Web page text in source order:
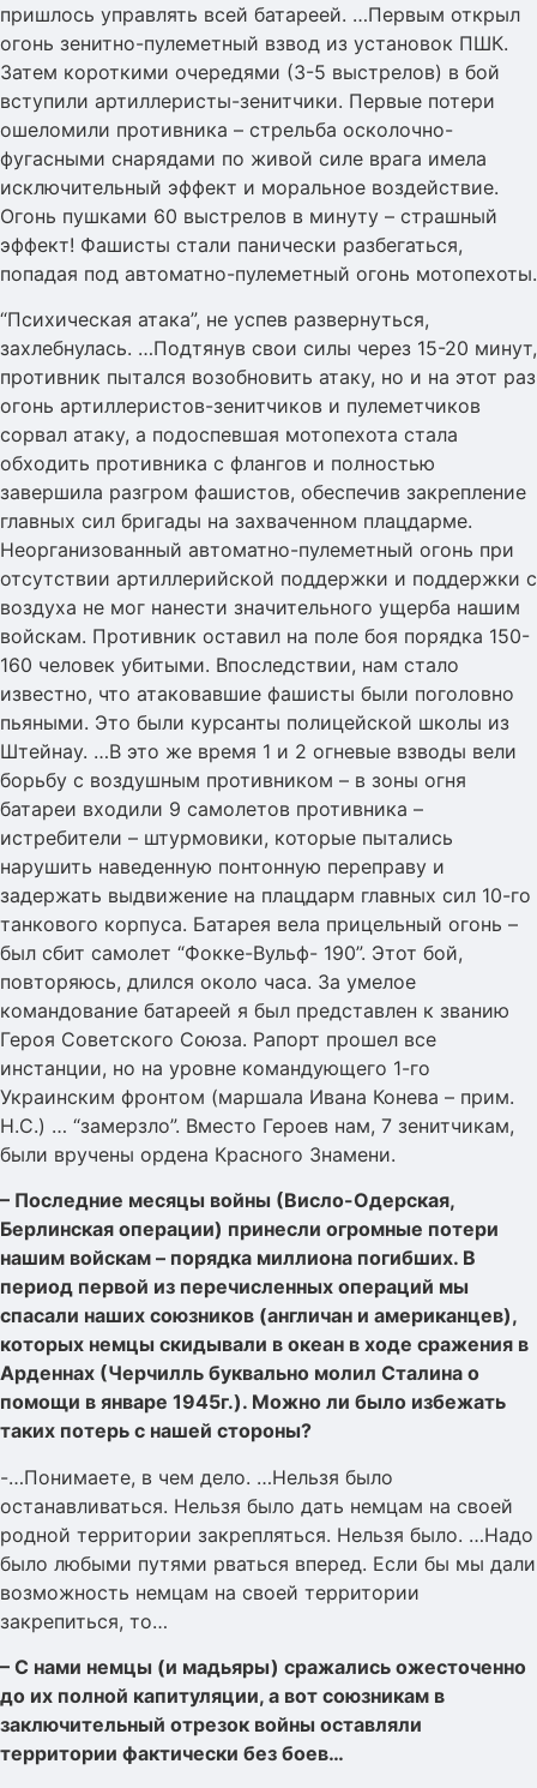
пришлось управлять всей батареей. …Первым открыл
огонь зенитно-пулеметный взвод из установок ПШК.
Затем короткими очередями (3-5 выстрелов) в бой
вступили артиллеристы-зенитчики. Первые потери
ошеломили противника – стрельба осколочно-
фугасными снарядами по живой силе врага имела
исключительный эффект и моральное воздействие.
Огонь пушками 60 выстрелов в минуту – страшный
эффект! Фашисты стали панически разбегаться,
попадая под автоматно-пулеметный огонь мотопехоты.
“Психическая атака”, не успев развернуться,
захлебнулась. …Подтянув свои силы через 15-20 минут,
противник пытался возобновить атаку, но и на этот раз
огонь артиллеристов-зенитчиков и пулеметчиков
сорвал атаку, а подоспевшая мотопехота стала
обходить противника с флангов и полностью
завершила разгром фашистов, обеспечив закрепление
главных сил бригады на захваченном плацдарме.
Неорганизованный автоматно-пулеметный огонь при
отсутствии артиллерийской поддержки и поддержки с
воздуха не мог нанести значительного ущерба нашим
войскам. Противник оставил на поле боя порядка 150-
160 человек убитыми. Впоследствии, нам стало
известно, что атаковавшие фашисты были поголовно
пьяными. Это были курсанты полицейской школы из
Штейнау. …В это же время 1 и 2 огневые взводы вели
борьбу с воздушным противником – в зоны огня
батареи входили 9 самолетов противника –
истребители – штурмовики, которые пытались
нарушить наведенную понтонную переправу и
задержать выдвижение на плацдарм главных сил 10-го
танкового корпуса. Батарея вела прицельный огонь –
был сбит самолет “Фокке-Вульф- 190”. Этот бой,
повторяюсь, длился около часа. За умелое
командование батареей я был представлен к званию
Героя Советского Союза. Рапорт прошел все
инстанции, но на уровне командующего 1-го
Украинским фронтом (маршала Ивана Конева – прим.
Н.С.) … “замерзло”. Вместо Героев нам, 7 зенитчикам,
были вручены ордена Красного Знамени.
– Последние месяцы войны (Висло-Одерская,
Берлинская операции) принесли огромные потери
нашим войскам – порядка миллиона погибших. В
период первой из перечисленных операций мы
спасали наших союзников (англичан и американцев),
которых немцы скидывали в океан в ходе сражения в
Арденнах (Черчилль буквально молил Сталина о
помощи в январе 1945г.). Можно ли было избежать
таких потерь с нашей стороны?
-…Понимаете, в чем дело. …Нельзя было
останавливаться. Нельзя было дать немцам на своей
родной территории закрепляться. Нельзя было. …Надо
было любыми путями рваться вперед. Если бы мы дали
возможность немцам на своей территории
закрепиться, то…
– С нами немцы (и мадьяры) сражались ожесточенно
до их полной капитуляции, а вот союзникам в
заключительный отрезок войны оставляли
территории фактически без боев…